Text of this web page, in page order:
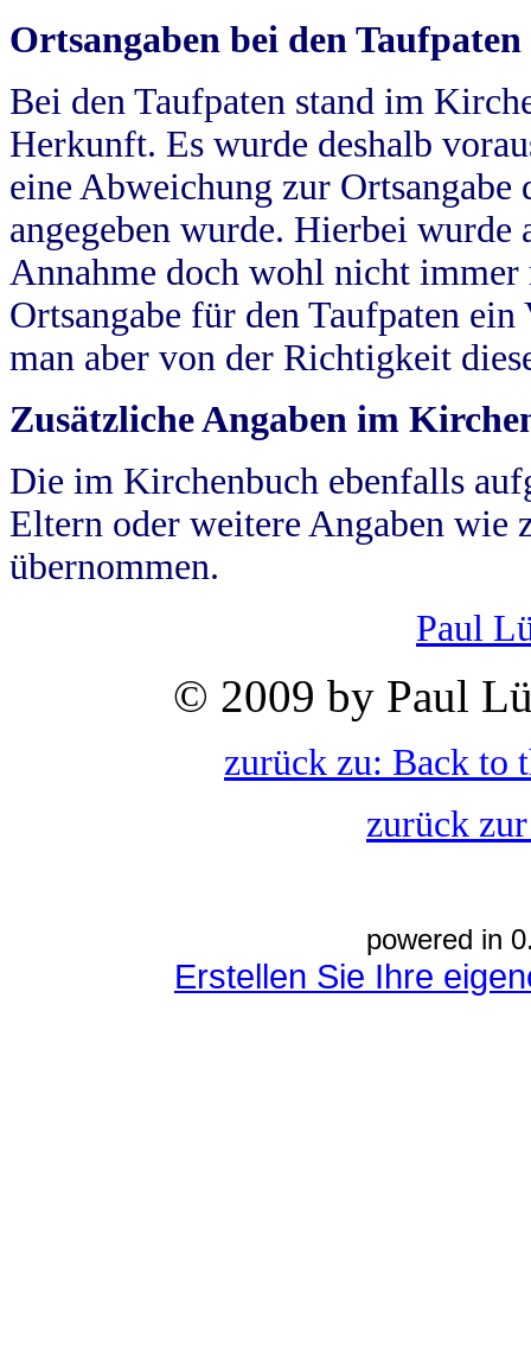
Ortsangaben bei den Taufpaten
Bei den Taufpaten stand im
Herkunft. Es wurde deshalb
eine Abweichung zur
angegeben wurde. Hierbei wurde
Annahme doch wohl nicht
Ortsangabe für den Taufpaten
man aber von der Richtigkeit
Zusätzliche Angaben im
Die im Kirchenbuch ebenfalls
Eltern oder weitere Angaben wie
übernommen.
Paul
© 2009 by Paul
zurück zu: Back to
zurück
powered in
Erstellen Sie Ihre